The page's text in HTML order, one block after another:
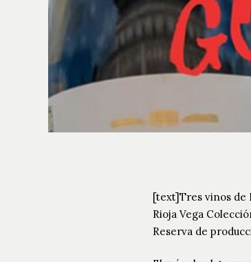
[text]Tres vinos de
Rioja Vega
Reserva de